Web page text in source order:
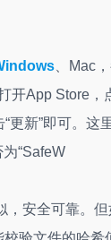
、Mac
开App Store，
更新”即可。这
“SafeW
，安全可靠。但